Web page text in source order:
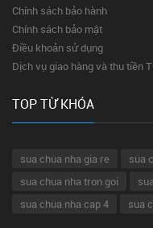
Chính sách bảo hành
Chính sách bảo mật
Điều khoản sử dụng
Dịch vụ giao hàng và thu tiền
TOP TỪ KHÓA
sua chua nha gia re
sua
sua chua nha tron goi
sua chua nha cap 4
sua